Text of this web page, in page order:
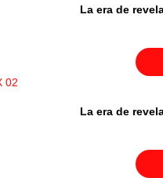
La era de
La era de